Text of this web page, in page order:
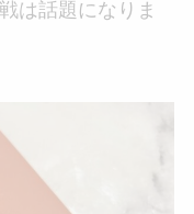
は話題になりま